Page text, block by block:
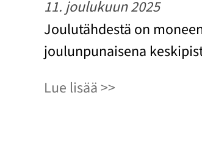
11. joulukuun 2025
Joulutähdestä on
joulunpunaisena
Lue lisää